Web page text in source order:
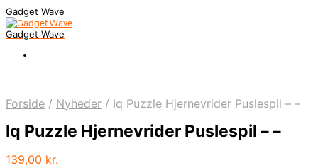
Gadget Wave
Gadget Wave
Forside / Nyheder / Iq Puzzle Hjernevrider Puslespil – –
Iq Puzzle Hjernevrider Puslespil – –
139,00 kr.